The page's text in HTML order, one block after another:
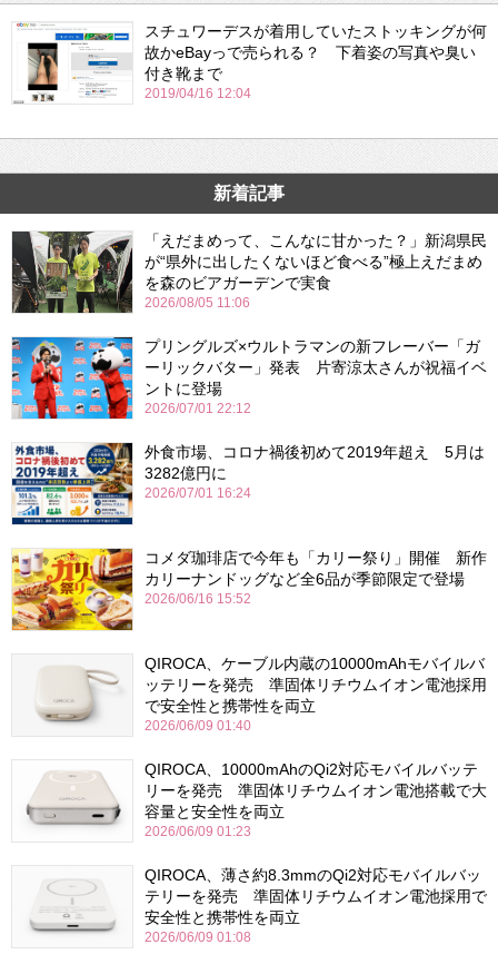
スチュワーデスが着用していたストッキングが何
故かeBayっで売られる？ 下着姿の写真や臭い
付き靴まで
2019/04/16 12:04
新着記事
「えだまめって、こんなに甘かった？」新潟県民
が“県外に出したくないほど食べる”極上えだまめ
を森のビアガーデンで実食
2026/08/05 11:06
プリングルズ×ウルトラマンの新フレーバー「ガ
ーリックバター」発表 片寄涼太さんが祝福イベ
ントに登場
2026/07/01 22:12
外食市場、コロナ禍後初めて2019年超え 5月は
3282億円に
2026/07/01 16:24
コメダ珈琲店で今年も「カリー祭り」開催 新作
カリーナンドッグなど全6品が季節限定で登場
2026/06/16 15:52
QIROCA、ケーブル内蔵の10000mAhモバイルバ
ッテリーを発売 準固体リチウムイオン電池採用
で安全性と携帯性を両立
2026/06/09 01:40
QIROCA、10000mAhのQi2対応モバイルバッテ
リーを発売 準固体リチウムイオン電池搭載で大
容量と安全性を両立
2026/06/09 01:23
QIROCA、薄さ約8.3mmのQi2対応モバイルバッ
テリーを発売 準固体リチウムイオン電池採用で
安全性と携帯性を両立
2026/06/09 01:08